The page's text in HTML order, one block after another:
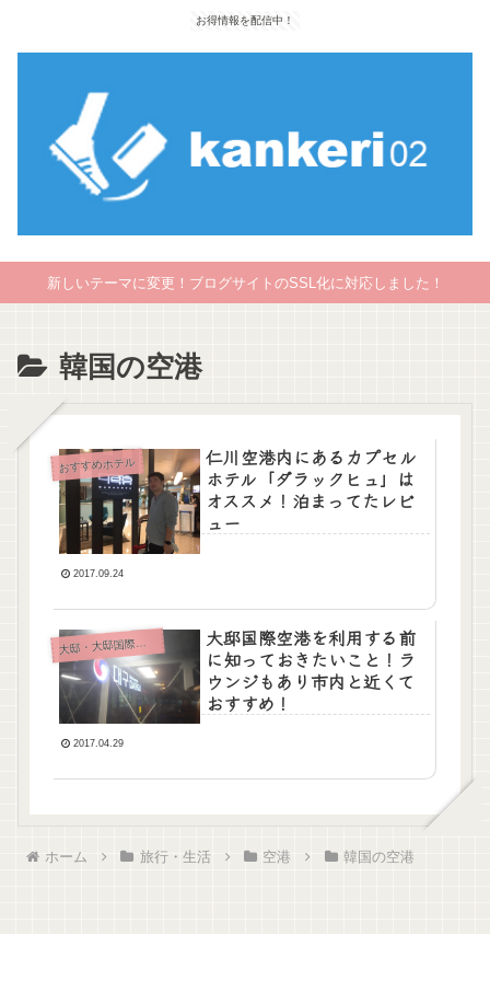
お得情報を配信中！
新しいテーマに変更！ブログサイトのSSL化に対応しました！
韓国の空港
おすすめホテル
仁川空港内にあるカプセル
ホテル「ダラックヒュ」は
オススメ！泊まってたレビ
ュー
2017.09.24
大
邸・大邸国際空港
大邸国際空港を利用する前
に知っておきたいこと！ラ
ウンジもあり市内と近くて
おすすめ！
2017.04.29
ホーム 旅行・生活 空港 韓国の空港